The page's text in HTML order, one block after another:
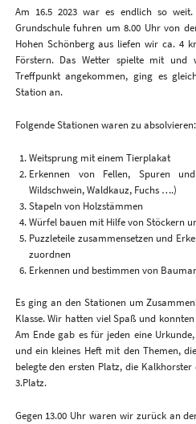
Am 16.5 2023 war es endlich so
Grundschule fuhren um 8.00 Uhr von
Hohen Schönberg aus liefen wir ca. 4
Förstern. Das Wetter spielte mit
Treffpunkt angekommen, ging es
Station an.
Folgende Stationen waren zu absolvieren:
Weitsprung mit einem Tierplakat
Erkennen von Fellen, Spuren
Wildschwein, Waldkauz, Fuchs ….)
Stapeln von Holzstämmen
Würfel bauen mit Hilfe von Stöckern
Puzzleteile zusammensetzen und
zuordnen
Erkennen und bestimmen von
Es ging an den Stationen um
Klasse. Wir hatten viel Spaß und
Am Ende gab es für jeden eine
und ein kleines Heft mit den Themen,
belegte den ersten Platz, die
3.Platz.
Gegen 13.00 Uhr waren wir zurück an